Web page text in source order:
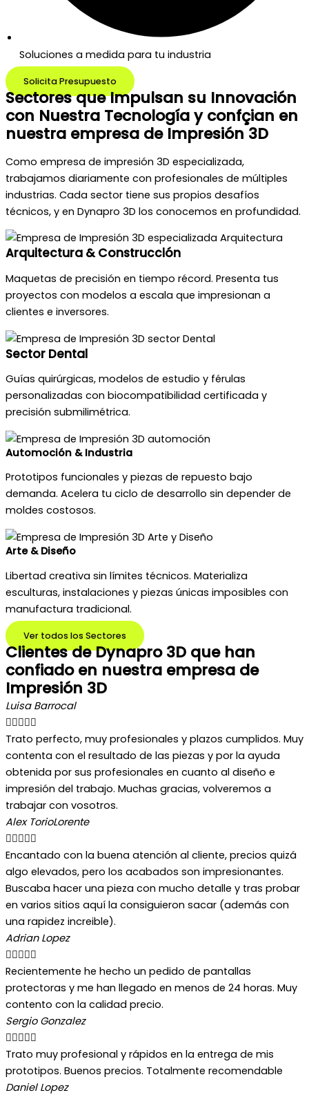
Soluciones a medida para tu industria
Solicita Presupuesto
Sectores que Impulsan su Innovación
con Nuestra Tecnología y confçian en
nuestra empresa de Impresión 3D
Como empresa de impresión 3D especializada,
trabajamos diariamente con profesionales de múltiples
industrias. Cada sector tiene sus propios desafíos
técnicos, y en Dynapro 3D los conocemos en profundidad.
Arquitectura & Construcción
Maquetas de precisión en tiempo récord. Presenta tus
proyectos con modelos a escala que impresionan a
clientes e inversores.
Sector Dental
Guías quirúrgicas, modelos de estudio y férulas
personalizadas con biocompatibilidad certificada y
precisión submilimétrica.
Automoción & Industria
Prototipos funcionales y piezas de repuesto bajo
demanda. Acelera tu ciclo de desarrollo sin depender de
moldes costosos.
Arte & Diseño
Libertad creativa sin límites técnicos. Materializa
esculturas, instalaciones y piezas únicas imposibles con
manufactura tradicional.
Ver todos los Sectores
Clientes de Dynapro 3D que han
confiado en nuestra empresa de
Impresión 3D
Luisa Barrocal

Trato perfecto, muy profesionales y plazos cumplidos. Muy
contenta con el resultado de las piezas y por la ayuda
obtenida por sus profesionales en cuanto al diseño e
impresión del trabajo. Muchas gracias, volveremos a
trabajar con vosotros.
Alex TorioLorente

Encantado con la buena atención al cliente, precios quizá
algo elevados, pero los acabados son impresionantes.
Buscaba hacer una pieza con mucho detalle y tras probar
en varios sitios aquí la consiguieron sacar (además con
una rapidez increible).
Adrian Lopez

Recientemente he hecho un pedido de pantallas
protectoras y me han llegado en menos de 24 horas. Muy
contento con la calidad precio.
Sergio Gonzalez

Trato muy profesional y rápidos en la entrega de mis
prototipos. Buenos precios. Totalmente recomendable
Daniel Lopez